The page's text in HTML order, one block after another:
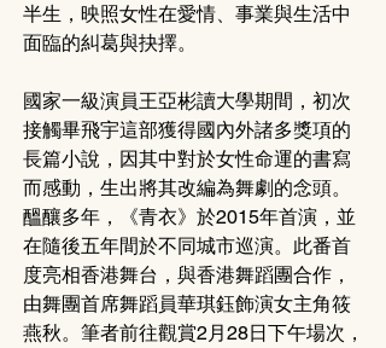
半生，映照女性在愛情、事業與生活中
面臨的糾葛與抉擇。
國家一級演員王亞彬讀大學期間，初次
接觸畢飛宇這部獲得國內外諸多獎項的
長篇小說，因其中對於女性命運的書寫
而感動，生出將其改編為舞劇的念頭。
醞釀多年，《青衣》於2015年首演，並
在隨後五年間於不同城市巡演。此番首
度亮相香港舞台，與香港舞蹈團合作，
由舞團首席舞蹈員華琪鈺飾演女主角筱
燕秋。筆者前往觀賞2月28日下午場次，